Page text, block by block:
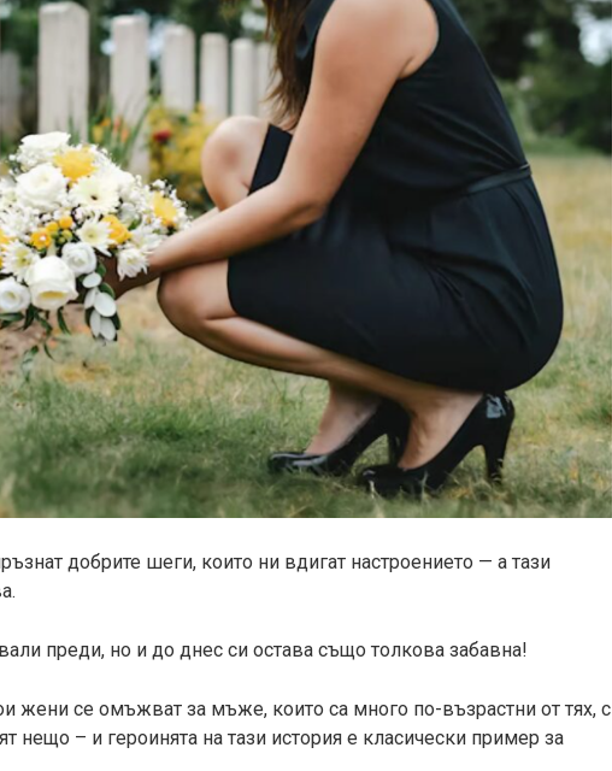
добрите шеги, които ни вдигат настроението — а тази
преди, но и до днес си остава също толкова забавна!
жени се омъжват за мъже, които са много по-възрастни от тях, с
нещо – и героинята на тази история е класически пример за